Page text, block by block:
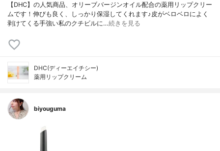
【DHC】の人気商品、オリーブバージンオイル配合の薬用リップクリー
ムです！伸びも良く、しっかり保湿してくれます♪皮がベロベロによく
剥けてくる手強い私のクチビルに…続きを見る
DHC(ディーエイチシー)
薬用リップクリーム
biyouguma